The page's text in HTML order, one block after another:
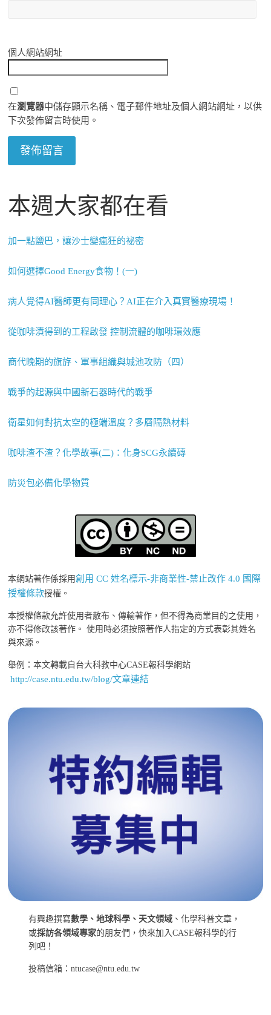
個人網站網址
在瀏覽器中儲存顯示名稱、電子郵件地址及個人網站網址，以供
下次發佈留言時使用。
本週大家都在看
加一點鹽巴，讓沙士變瘋狂的祕密
如何選擇Good Energy食物！(一)
病人覺得AI醫師更有同理心？AI正在介入真實醫療現場！
從咖啡漬得到的工程啟發 控制流體的咖啡環效應
商代晚期的旗斿、軍事組織與城池攻防（四）
戰爭的起源與中國新石器時代的戰爭
衛星如何對抗太空的極端溫度？多層隔熱材料
咖啡渣不渣？化學故事(二)：化身SCG永續磚
防災包必備化學物質
本網站著作係採用創用 CC 姓名標示-非商業性-禁止改作 4.0 國際
授權條款授權。
本授權條款允許使用者散布、傳輸著作，但不得為商業目的之使用，
亦不得修改該著作。 使用時必須按照著作人指定的方式表彰其姓名
與來源。
舉例：本文轉載自台大科教中心CASE報科學網站
http://case.ntu.edu.tw/blog/文章連結
有興趣撰寫數學、地球科學、天文領域 、化學科普文章，
或採訪各領域專家的朋友們，快來加入CASE報科學的行
列吧！
投稿信箱：ntucase@ntu.edu.tw